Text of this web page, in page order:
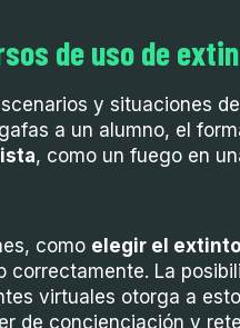
de uso de
y situaciones
a un alumno, el
, como un fuego en
como elegir el
correctamente. La
virtuales otorga a
de concienciación y